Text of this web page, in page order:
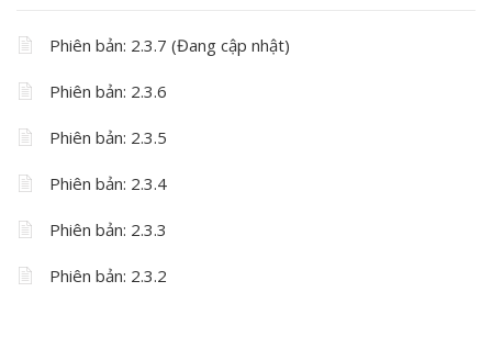
Phiên bản: 2.3.7 (Đang cập nhật)
Phiên bản: 2.3.6
Phiên bản: 2.3.5
Phiên bản: 2.3.4
Phiên bản: 2.3.3
Phiên bản: 2.3.2